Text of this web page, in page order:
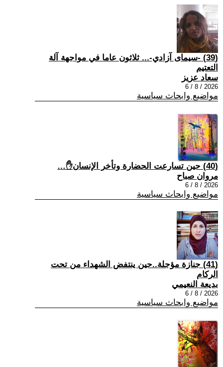
(39) -سيمای آزادي-... ثلاثون عاما في مواجهة آلة
التعتيم
سعاد عزيز
2026 / 8 / 6
مواضيع وابحاث سياسية
(40) حين تسارعت الحضارة وتأخر الإنسان✋…
مروان صباح
2026 / 8 / 6
مواضيع وابحاث سياسية
(41) جنازة مؤجلة..حين ينتفض الشهداء من تحت
الركام
بديعة النعيمي
2026 / 8 / 6
مواضيع وابحاث سياسية